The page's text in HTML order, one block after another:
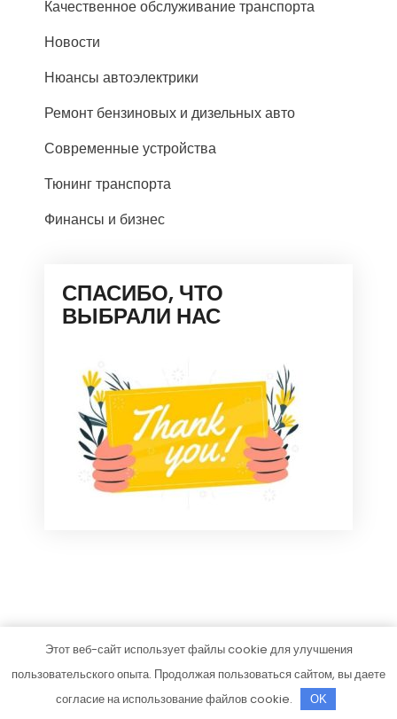
Качественное обслуживание транспорта
Новости
Нюансы автоэлектрики
Ремонт бензиновых и дизельных авто
Современные устройства
Тюнинг транспорта
Финансы и бизнес
СПАСИБО, ЧТО
ВЫБРАЛИ НАС
avtodizel-ug.ru
Тема от Grace Themes
Этот веб-сайт использует файлы cookie для улучшения
пользовательского опыта. Продолжая пользоваться сайтом, вы даете
согласие на использование файлов cookie.
OK